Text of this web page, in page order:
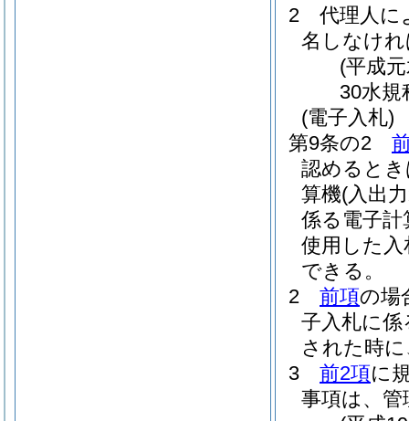
2
代理人に
名しなけ
(平成
30水規
(電子入札)
第9条の2
認めると
算機(入出
係る電子
使用した入
できる。
2
前項の場
子入札に
された時
3
前2項に
事項は、